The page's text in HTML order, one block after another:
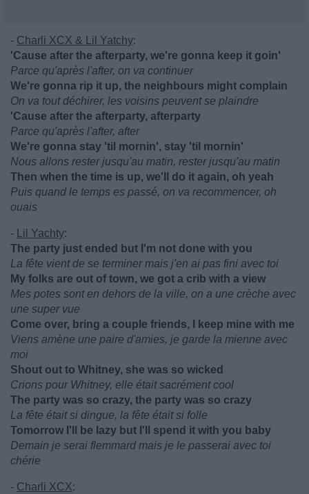
- Charli XCX & Lil Yatchy:
'Cause after the afterparty, we're gonna keep it goin'
Parce qu'après l'after, on va continuer
We're gonna rip it up, the neighbours might complain
On va tout déchirer, les voisins peuvent se plaindre
'Cause after the afterparty, afterparty
Parce qu'après l'after, after
We're gonna stay 'til mornin', stay 'til mornin'
Nous allons rester jusqu'au matin, rester jusqu'au matin
Then when the time is up, we'll do it again, oh yeah
Puis quand le temps es passé, on va recommencer, oh
ouais
- Lil Yachty:
The party just ended but I'm not done with you
La fête vient de se terminer mais j'en ai pas fini avec toi
My folks are out of town, we got a crib with a view
Mes potes sont en dehors de la ville, on a une crèche avec
une super vue
Come over, bring a couple friends, I keep mine with me
Viens amène une paire d'amies, je garde la mienne avec
moi
Shout out to Whitney, she was so wicked
Crions pour Whitney, elle était sacrément cool
The party was so crazy, the party was so crazy
La fête était si dingue, la fête était si folle
Tomorrow I'll be lazy but I'll spend it with you baby
Demain je serai flemmard mais je le passerai avec toi
chérie
- Charli XCX: